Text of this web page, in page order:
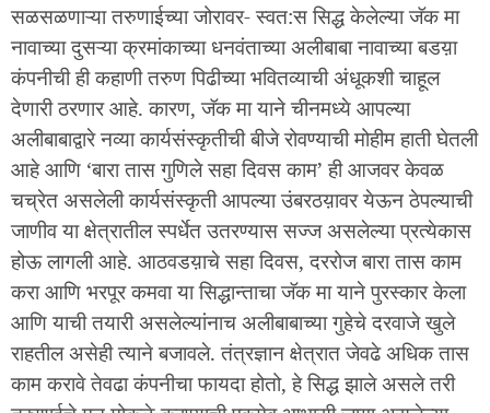
सळसळणाऱ्या तरुणाईच्या जोरावर- स्वत:स सिद्ध केलेल्या जॅक मा
नावाच्या दुसऱ्या क्रमांकाच्या धनवंताच्या अलीबाबा नावाच्या बडय़ा
कंपनीची ही कहाणी तरुण पिढीच्या भवितव्याची अंधूकशी चाहूल
देणारी ठरणार आहे. कारण, जॅक मा याने चीनमध्ये आपल्या
अलीबाबाद्वारे नव्या कार्यसंस्कृतीची बीजे रोवण्याची मोहीम हाती घेतली
आहे आणि ‘बारा तास गुणिले सहा दिवस काम’ ही आजवर केवळ
चच्रेत असलेली कार्यसंस्कृती आपल्या उंबरठय़ावर येऊन ठेपल्याची
जाणीव या क्षेत्रातील स्पर्धेत उतरण्यास सज्ज असलेल्या प्रत्येकास
होऊ लागली आहे. आठवडय़ाचे सहा दिवस, दररोज बारा तास काम
करा आणि भरपूर कमवा या सिद्धान्ताचा जॅक मा याने पुरस्कार केला
आणि याची तयारी असलेल्यांनाच अलीबाबाच्या गुहेचे दरवाजे खुले
राहतील असेही त्याने बजावले. तंत्रज्ञान क्षेत्रात जेवढे अधिक तास
काम करावे तेवढा कंपनीचा फायदा होतो, हे सिद्ध झाले असले तरी